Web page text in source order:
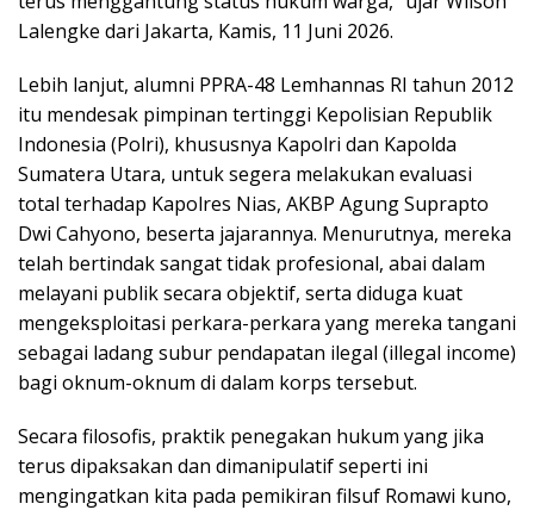
Lalengke dari Jakarta, Kamis, 11 Juni 2026.
Lebih lanjut, alumni PPRA-48 Lemhannas RI tahun 2012
itu mendesak pimpinan tertinggi Kepolisian Republik
Indonesia (Polri), khususnya Kapolri dan Kapolda
Sumatera Utara, untuk segera melakukan evaluasi
total terhadap Kapolres Nias, AKBP Agung Suprapto
Dwi Cahyono, beserta jajarannya. Menurutnya, mereka
telah bertindak sangat tidak profesional, abai dalam
melayani publik secara objektif, serta diduga kuat
mengeksploitasi perkara-perkara yang mereka tangani
sebagai ladang subur pendapatan ilegal (illegal income)
bagi oknum-oknum di dalam korps tersebut.
Secara filosofis, praktik penegakan hukum yang jika
terus dipaksakan dan dimanipulatif seperti ini
mengingatkan kita pada pemikiran filsuf Romawi kuno,